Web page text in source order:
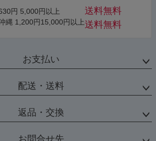
円 5,000円以上
縄 1,200円15,000円以上
送料無料
送料無料
お支払い
配送・送料
返品・交換